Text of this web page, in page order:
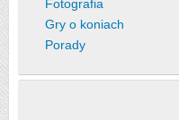
Fotografia
Gry o koniach
Porady